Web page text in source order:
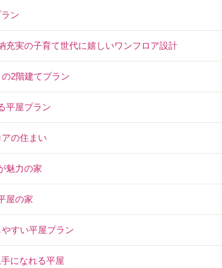
ン
実の子育て世代に嬉しいワンフロア設計
2階建てプラン
平屋プラン
の住まい
魅力の家
屋の家
すい平屋プラン
になれる平屋